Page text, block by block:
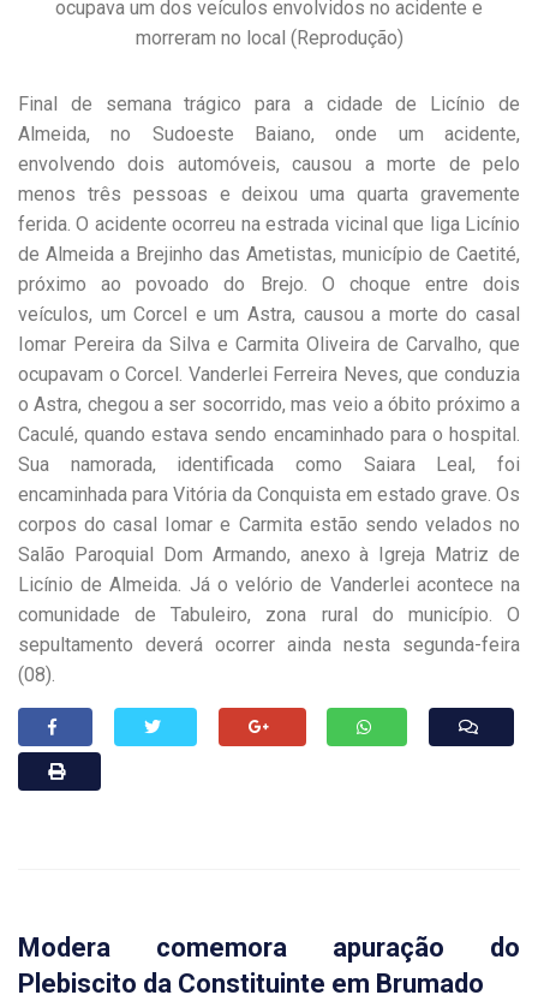
ocupava um dos veículos envolvidos no acidente e
morreram no local (Reprodução)
Final de semana trágico para a cidade de Licínio de
Almeida, no Sudoeste Baiano, onde um acidente,
envolvendo dois automóveis, causou a morte de pelo
menos três pessoas e deixou uma quarta gravemente
ferida. O acidente ocorreu na estrada vicinal que liga Licínio
de Almeida a Brejinho das Ametistas, município de Caetité,
próximo ao povoado do Brejo. O choque entre dois
veículos, um Corcel e um Astra, causou a morte do casal
Iomar Pereira da Silva e Carmita Oliveira de Carvalho, que
ocupavam o Corcel. Vanderlei Ferreira Neves, que conduzia
o Astra, chegou a ser socorrido, mas veio a óbito próximo a
Caculé, quando estava sendo encaminhado para o hospital.
Sua namorada, identificada como Saiara Leal, foi
encaminhada para Vitória da Conquista em estado grave. Os
corpos do casal Iomar e Carmita estão sendo velados no
Salão Paroquial Dom Armando, anexo à Igreja Matriz de
Licínio de Almeida. Já o velório de Vanderlei acontece na
comunidade de Tabuleiro, zona rural do município. O
sepultamento deverá ocorrer ainda nesta segunda-feira
(08).
Modera comemora apuração do
Plebiscito da Constituinte em Brumado